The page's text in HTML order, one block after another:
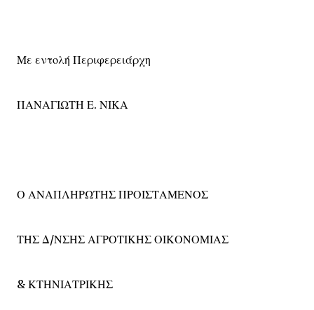
Με εντολή Περιφερειάρχη
ΠΑΝΑΓΙΩΤΗ Ε. ΝΙΚΑ
Ο ΑΝΑΠΛΗΡΩΤΗΣ ΠΡΟΙΣΤΑΜΕΝΟΣ
ΤΗΣ Δ/ΝΣΗΣ ΑΓΡΟΤΙΚΗΣ ΟΙΚΟΝΟΜΙΑΣ
& ΚΤΗΝΙΑΤΡΙΚΗΣ